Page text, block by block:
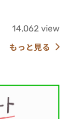
14,062 view
もっと見る